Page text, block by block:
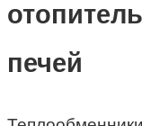
печей